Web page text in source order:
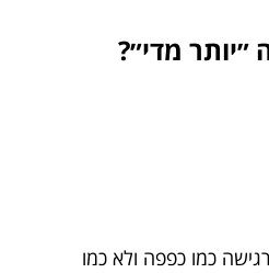
״יותר מדי״?
כמו כפפה ולא כמו